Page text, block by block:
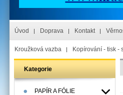
Úvod Doprava Kontakt
Kroužková vazba Kopírování - tisk -
Kategorie
PAPÍR A FÓLIE